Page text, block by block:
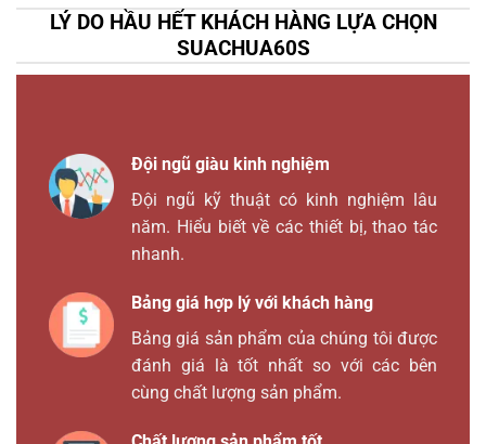
LÝ DO HẦU HẾT KHÁCH HÀNG LỰA CHỌN
SUACHUA60S
Đội ngũ giàu kinh nghiệm
Đội ngũ kỹ thuật có kinh nghiệm lâu
năm. Hiểu biết về các thiết bị, thao tác
nhanh.
Bảng giá hợp lý với khách hàng
Bảng giá sản phẩm của chúng tôi được
đánh giá là tốt nhất so với các bên
cùng chất lượng sản phẩm.